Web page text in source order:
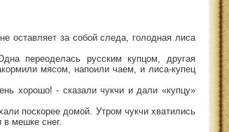
оставляет за собой следа, голодная лиса
переоделась русским купцом, другая
мясом, напоили чаем, и лиса-купец
хорошо! - сказали чукчи и дали «купцу»
поскорее домой. Утром чукчи хватились
мешке снег.